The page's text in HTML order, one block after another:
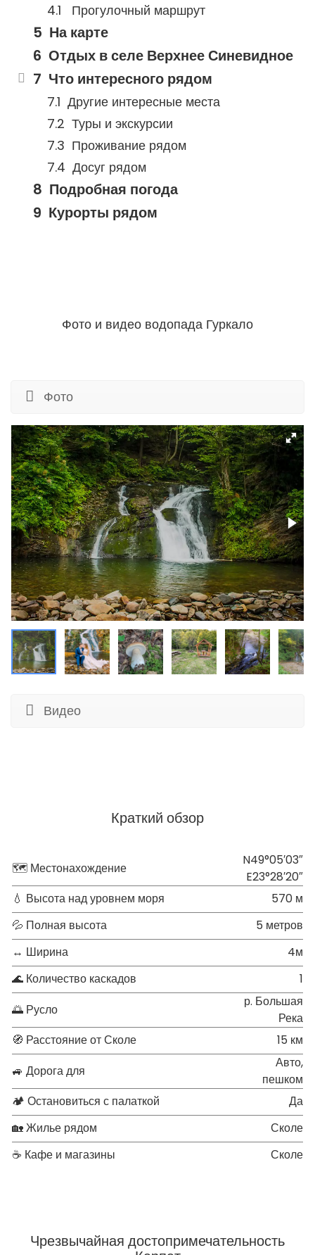
Прогулочный маршрут
На карте
Отдых в селе Верхнее Синевидное
Что интересного рядом
Другие интересные места
Туры и экскурсии
Проживание рядом
Досуг рядом
Подробная погода
Курорты рядом
Фото и видео водопада Гуркало
Фото
Видео
Краткий обзор
🗺 Местонахождение
N49°05′03″
E23°28′20″
💧 Высота над уровнем моря
570 м
💦 Полная высота
5 метров
↔ Ширина
4м
🌊 Количество каскадов
1
🌅 Русло
р. Большая
Река
🧭 Расстояние от Сколе
15 км
🚙 Дорога для
Авто,
пешком
🏕 Остановиться с палаткой
Да
🏡 Жилье рядом
Сколе
☕ Кафе и магазины
Сколе
Чрезвычайная достопримечательность